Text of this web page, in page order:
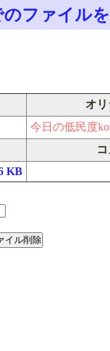
のファイル
オ
今日の低民度
KB